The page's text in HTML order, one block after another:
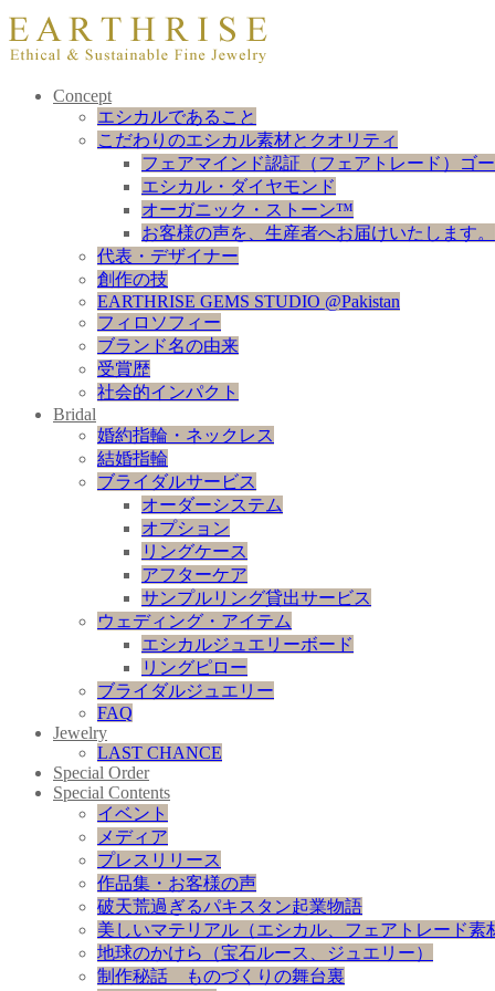
Concept
エシカルであること
こだわりのエシカル素材とクオリティ
フェアマインド認証（フェアトレード）ゴ
エシカル・ダイヤモンド
オーガニック・ストーン™
お客様の声を、生産者へお届けいたします。
代表・デザイナー
創作の技
EARTHRISE GEMS STUDIO @Pakistan
フィロソフィー
ブランド名の由来
受賞歴
社会的インパクト
Bridal
婚約指輪・ネックレス
結婚指輪
ブライダルサービス
オーダーシステム
オプション
リングケース
アフターケア
サンプルリング貸出サービス
ウェディング・アイテム
エシカルジュエリーボード
リングピロー
ブライダルジュエリー
FAQ
Jewelry
LAST CHANCE
Special Order
Special Contents
イベント
メディア
プレスリリース
作品集・お客様の声
破天荒過ぎるパキスタン起業物語
美しいマテリアル（エシカル、フェアトレード素
地球のかけら（宝石ルース、ジュエリー）
制作秘話 ものづくりの舞台裏